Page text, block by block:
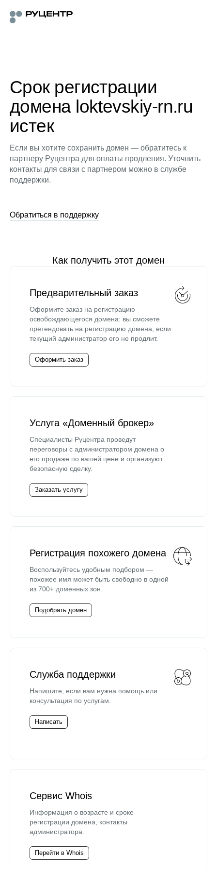
Срок регистрации
домена loktevskiy-rn.ru
истек
Если вы хотите сохранить домен — обратитесь к
партнеру Руцентра для оплаты продления. Уточнить
контакты для связи с партнером можно в службе
поддержки.
Обратиться в поддержку
Как получить этот домен
Предварительный заказ
Оформите заказ на регистрацию
освобождающегося домена: вы сможете
претендовать на регистрацию домена, если
текущий администратор его не продлит.
Оформить заказ
Услуга «Доменный брокер»
Специалисты Руцентра проведут
переговоры с администратором домена о
его продаже по вашей цене и организуют
безопасную сделку.
Заказать услугу
Регистрация похожего домена
Воспользуйтесь удобным подбором —
похожее имя может быть свободно в одной
из 700+ доменных зон.
Подобрать домен
Служба поддержки
Напишите, если вам нужна помощь или
консультация по услугам.
Написать
Сервис Whois
Информация о возрасте и сроке
регистрации домена, контакты
администратора.
Перейти в Whois